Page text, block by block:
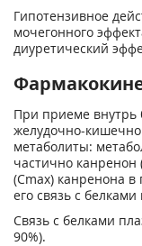
Гипотензивное
мочегонного
диуретический
При приеме внутрь
желудочно-
метаболиты:
частично
(Сmax) канренона в
его связь с
Связь с белками
90%).